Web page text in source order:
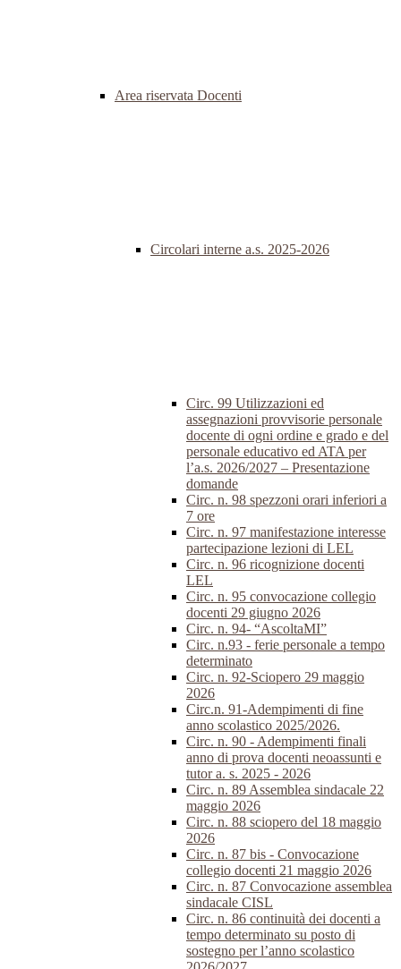
Area riservata Docenti
Circolari interne a.s. 2025-2026
Circ. 99 Utilizzazioni ed
assegnazioni provvisorie personale
docente di ogni ordine e grado e del
personale educativo ed ATA per
l’a.s. 2026/2027 – Presentazione
domande
Circ. n. 98 spezzoni orari inferiori a
7 ore
Circ. n. 97 manifestazione interesse
partecipazione lezioni di LEL
Circ. n. 96 ricognizione docenti
LEL
Circ. n. 95 convocazione collegio
docenti 29 giugno 2026
Circ. n. 94- “AscoltaMI”
Circ. n.93 - ferie personale a tempo
determinato
Circ. n. 92-Sciopero 29 maggio
2026
Circ.n. 91-Adempimenti di fine
anno scolastico 2025/2026.
Circ. n. 90 - Adempimenti finali
anno di prova docenti neoassunti e
tutor a. s. 2025 - 2026
Circ. n. 89 Assemblea sindacale 22
maggio 2026
Circ. n. 88 sciopero del 18 maggio
2026
Circ. n. 87 bis - Convocazione
collegio docenti 21 maggio 2026
Circ. n. 87 Convocazione assemblea
sindacale CISL
Circ. n. 86 continuità dei docenti a
tempo determinato su posto di
sostegno per l’anno scolastico